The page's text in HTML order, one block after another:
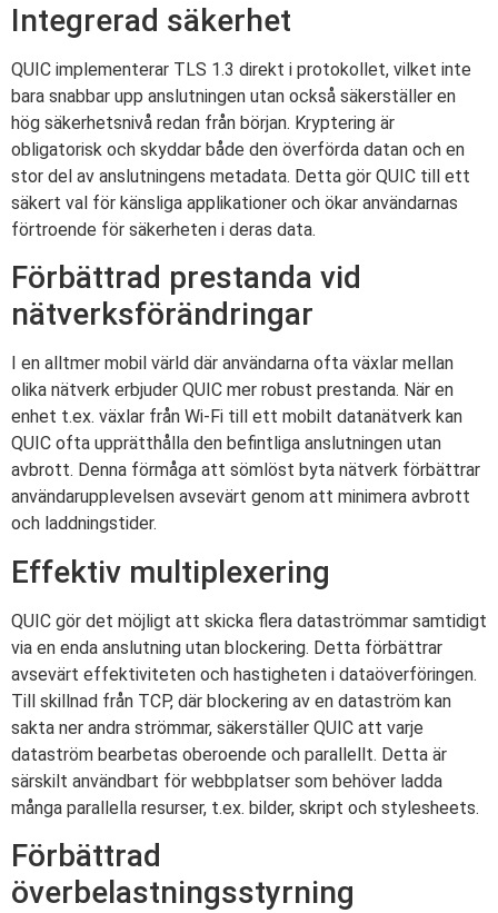
Integrerad säkerhet
QUIC implementerar TLS 1.3 direkt i protokollet, vilket inte
bara snabbar upp anslutningen utan också säkerställer en
hög säkerhetsnivå redan från början. Kryptering är
obligatorisk och skyddar både den överförda datan och en
stor del av anslutningens metadata. Detta gör QUIC till ett
säkert val för känsliga applikationer och ökar användarnas
förtroende för säkerheten i deras data.
Förbättrad prestanda vid
nätverksförändringar
I en alltmer mobil värld där användarna ofta växlar mellan
olika nätverk erbjuder QUIC mer robust prestanda. När en
enhet t.ex. växlar från Wi-Fi till ett mobilt datanätverk kan
QUIC ofta upprätthålla den befintliga anslutningen utan
avbrott. Denna förmåga att sömlöst byta nätverk förbättrar
användarupplevelsen avsevärt genom att minimera avbrott
och laddningstider.
Effektiv multiplexering
QUIC gör det möjligt att skicka flera dataströmmar samtidigt
via en enda anslutning utan blockering. Detta förbättrar
avsevärt effektiviteten och hastigheten i dataöverföringen.
Till skillnad från TCP, där blockering av en dataström kan
sakta ner andra strömmar, säkerställer QUIC att varje
dataström bearbetas oberoende och parallellt. Detta är
särskilt användbart för webbplatser som behöver ladda
många parallella resurser, t.ex. bilder, skript och stylesheets.
Förbättrad
överbelastningsstyrning